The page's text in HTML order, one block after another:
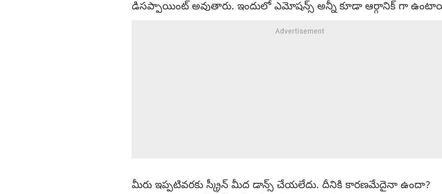
డిసప్పాయింట్ అవుతారు. ఇందులో ఎమోషన్స్ అన్నీ కూడా ఆర్గానిక్ గా
మీరు ఇప్పటివరకు స్క్రీన్ మీద డాన్స్ చేయలేదు. దీనికి కారణమేదైనా ఉందా?